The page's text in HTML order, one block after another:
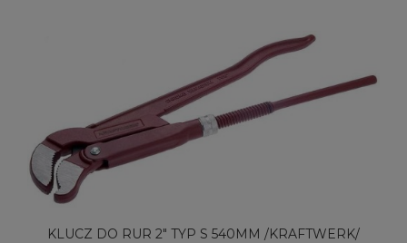
KLUCZ DO RUR 2" TYP S 540MM /KRAFTWERK/